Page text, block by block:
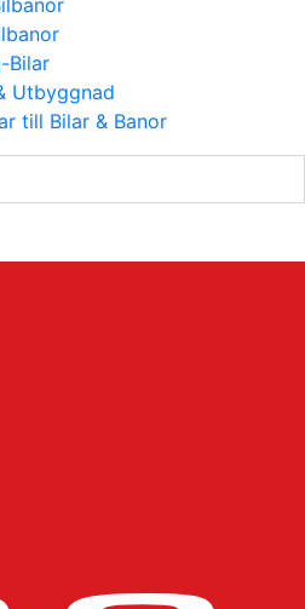
Bilar
Utbyggnad
till Bilar & Banor